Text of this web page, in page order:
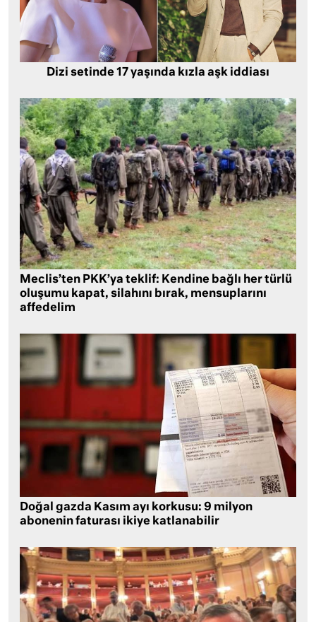
Dizi setinde 17 yaşında kızla aşk iddiası
Meclis’ten PKK’ya teklif: Kendine bağlı her türlü
oluşumu kapat, silahını bırak, mensuplarını
affedelim
Doğal gazda Kasım ayı korkusu: 9 milyon
abonenin faturası ikiye katlanabilir